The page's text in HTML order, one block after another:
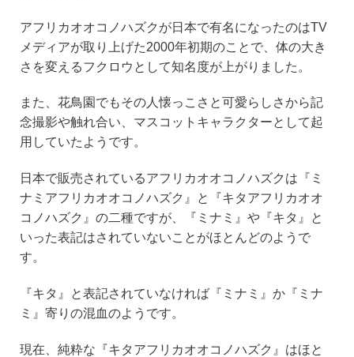
アフリカオオコノハズクが日本で有名になったのはTV
メディアが取り上げた2000年初期のことで、体の大き
さを変えるフクロウとして知名度が上がりました。
また、花鳥園でもその人懐っこさと可愛らしさから記
念撮影や触れ合い、マスコットキャラクターとして起
用していたようです。
日本で販売されているアフリカオオコノハズクは『ミ
ナミアフリカオオコノハズク』と『キタアフリカオオ
コノハズク』の二種ですが、『ミナミ』や『キタ』と
いった表記はされていないことがほとんどのようで
す。
『キタ』と表記されていなければ『ミナミ』か『ミナ
ミ』寄りの混血のようです。
現在、純粋な『キタアフリカオオコノハズク』はほと